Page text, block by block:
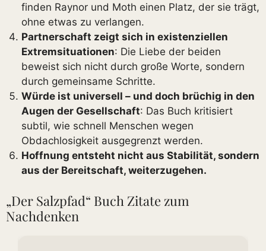
finden Raynor und Moth einen Platz, der sie trägt,
ohne etwas zu verlangen.
Partnerschaft zeigt sich in existenziellen
Extremsituationen: Die Liebe der beiden
beweist sich nicht durch große Worte, sondern
durch gemeinsame Schritte.
Würde ist universell – und doch brüchig in den
Augen der Gesellschaft: Das Buch kritisiert
subtil, wie schnell Menschen wegen
Obdachlosigkeit ausgegrenzt werden.
Hoffnung entsteht nicht aus Stabilität, sondern
aus der Bereitschaft, weiterzugehen.
„Der Salzpfad“ Buch Zitate zum
Nachdenken